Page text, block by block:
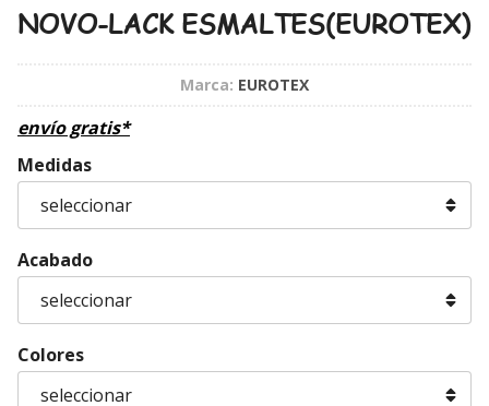
NOVO-LACK ESMALTES(EUROTEX)
Marca: EUROTEX
envío gratis*
Medidas
Acabado
Colores